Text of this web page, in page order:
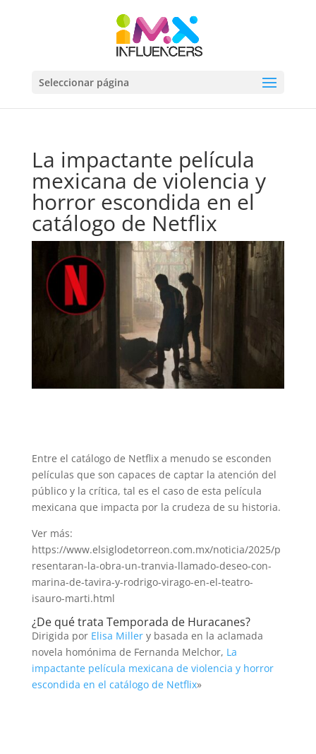
Seleccionar página
La impactante película
mexicana de violencia y
horror escondida en el
catálogo de Netflix
Entre el catálogo de Netflix a menudo se esconden
películas que son capaces de captar la atención del
público y la crítica, tal es el caso de esta película
mexicana que impacta por la crudeza de su historia.
Ver más:
https://www.elsiglodetorreon.com.mx/noticia/2025/p
resentaran-la-obra-un-tranvia-llamado-deseo-con-
marina-de-tavira-y-rodrigo-virago-en-el-teatro-
isauro-marti.html
¿De qué trata Temporada de Huracanes?
Dirigida por Elisa Millery basada en la aclamada
novela homónima de Fernanda Melchor, La
impactante película mexicana de violencia y horror
escondida en el catálogo de Netflix»